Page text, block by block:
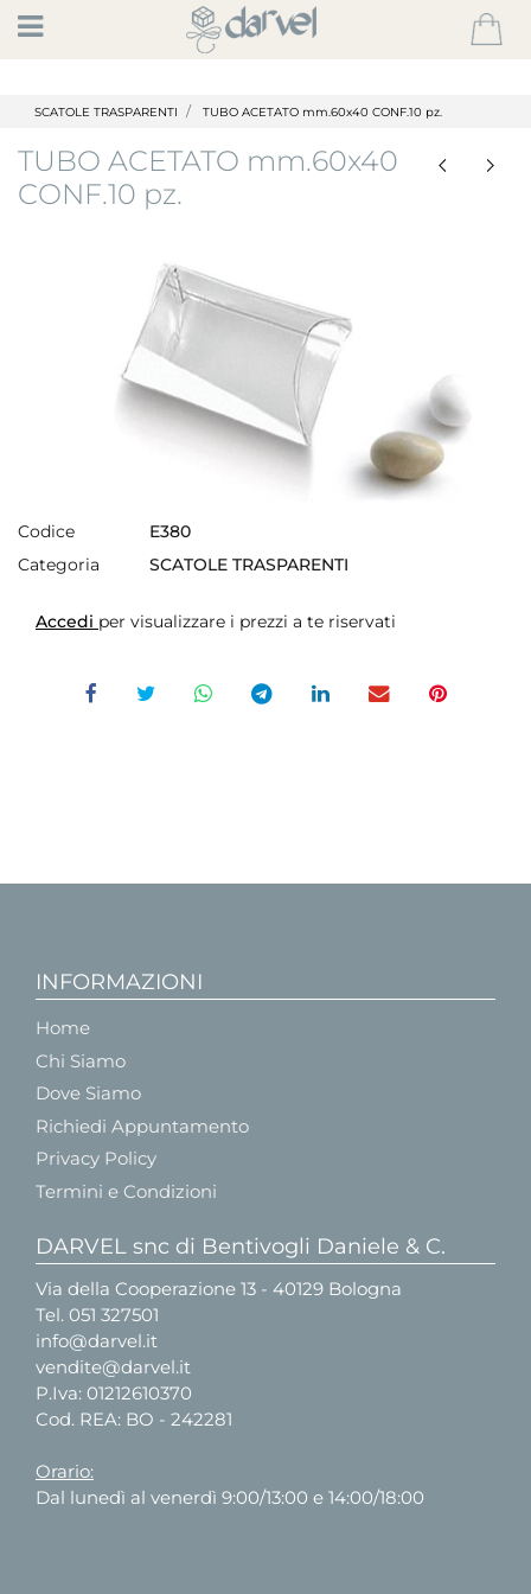
Open
SCATOLE TRASPARENTI TUBO ACETATO mm.60x40 CONF.10 pz.
TUBO ACETATO mm.60x40
CONF.10 pz.
Codice
E380
Categoria
SCATOLE TRASPARENTI
Accedi per visualizzare i prezzi a te riservati
INFORMAZIONI
Home
Chi Siamo
Dove Siamo
Richiedi Appuntamento
Privacy Policy
Termini e Condizioni
DARVEL snc di Bentivogli Daniele & C.
Via della Cooperazione 13 - 40129 Bologna
Tel. 051 327501
info@darvel.it
vendite@darvel.it
P.Iva: 01212610370
Cod. REA: BO - 242281
Orario:
Dal lunedì al venerdì 9:00/13:00 e 14:00/18:00